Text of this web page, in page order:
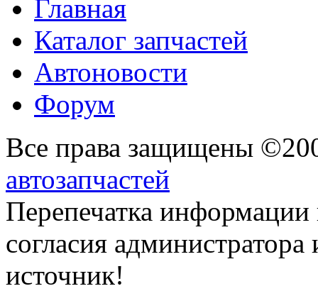
Главная
Каталог запчастей
Автоновости
Форум
Все права защищены
автозапчастей
Перепечатка
согласия
источник!